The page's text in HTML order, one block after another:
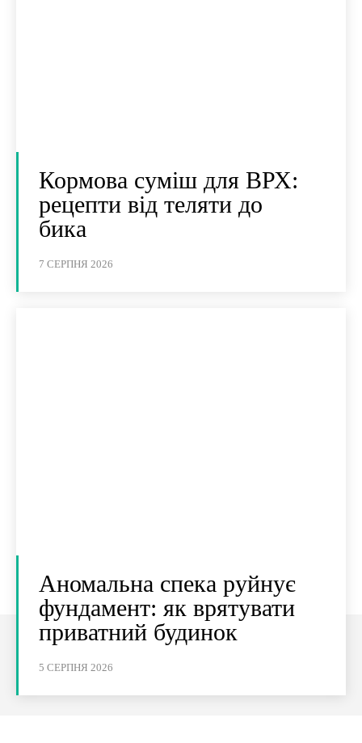
Кормова суміш для ВРХ:
рецепти від теляти до
бика
7 СЕРПНЯ 2026
Аномальна спека руйнує
фундамент: як врятувати
приватний будинок
5 СЕРПНЯ 2026